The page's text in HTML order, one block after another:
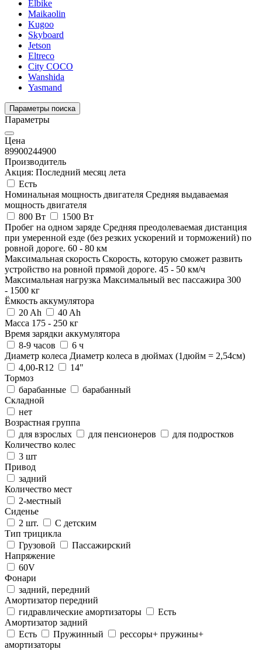
Elbike
Maikaolin
Kugoo
Skyboard
Jetson
Eltreco
City COCO
Wanshida
Yasmand
Параметры поиска
Параметры
Цена
89900244900
Производитель
Акция: Последний месяц лета
Есть
Номинальная мощность двигателя Средняя выдаваемая
мощность двигателя
800 Вт
1500 Вт
Пробег на одном заряде Средняя преодолеваемая дистанция
при умеренной езде (без резких ускорений и торможений) по
ровной дороге. 60 - 80 км
Максимальная скорость Скорость, которую сможет развить
устройство на ровной прямой дороге. 45 - 50 км/ч
Максимальная нагрузка Максимальный вес пассажира 300
- 1500 кг
Ёмкость аккумулятора
20 Ah
40 Ah
Масса 175 - 250 кг
Время зарядки аккумулятора
8-9 часов
6 ч
Диаметр колеса Диаметр колеса в дюймах (1дюйм = 2,54см)
4,00-R12
14"
Тормоз
барабанные
барабанный
Складной
нет
Возрастная группа
для взрослых
для пенсионеров
для подростков
Количество колес
3 шт
Привод
задний
Количество мест
2-местный
Сиденье
2 шт.
С детским
Тип трицикла
Грузовой
Пассажирский
Напряжение
60V
Фонари
задний, передний
Амортизатор передний
гидравлические амортизаторы
Есть
Амортизатор задний
Есть
Пружинный
рессоры+ пружины+
амортизаторы